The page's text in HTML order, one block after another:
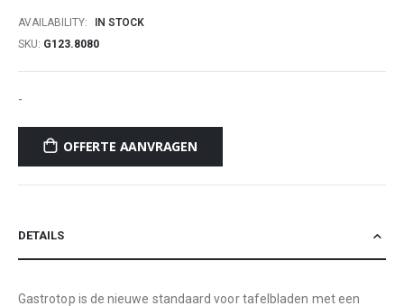
AVAILABILITY:
IN STOCK
SKU G123.8080
-
OFFERTE AANVRAGEN
DETAILS
Gastrotop is de nieuwe standaard voor tafelbladen met een